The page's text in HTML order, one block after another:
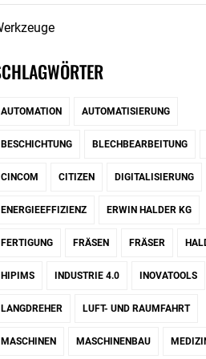
AUTOMATION AUTOMATISIERUNG
BESCHICHTUNG BLECHBEARBEITUNG
CINCOM CITIZEN DIGITALISIERUNG
ENERGIEEFFIZIENZ ERWIN HALDER KG
FERTIGUNG FRÄSEN FRÄSER
HIPIMS INDUSTRIE 4.0 INOVATOOLS
LANGDREHER LUFT- UND RAUMFAHRT
MASCHINEN MASCHINENBAU